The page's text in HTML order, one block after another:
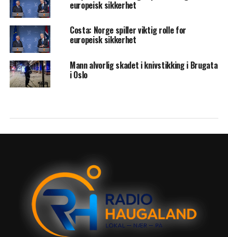
europeisk sikkerhet
Costa: Norge spiller viktig rolle for
europeisk sikkerhet
Mann alvorlig skadet i knivstikking i Brugata
i Oslo